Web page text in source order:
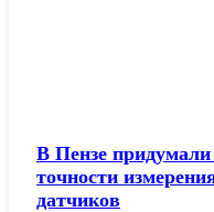
В Пензе
точности
датчиков